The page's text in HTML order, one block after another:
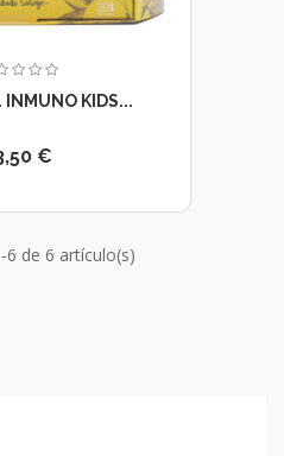
INMUNO KIDS...
€
de 6 artículo(s)